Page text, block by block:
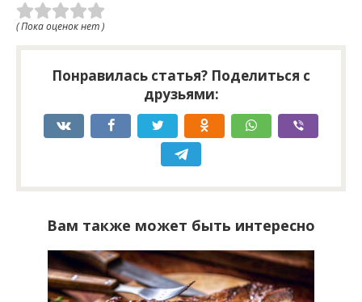
( Пока оценок нет )
Понравилась статья? Поделиться с
друзьями:
Вам также может быть интересно